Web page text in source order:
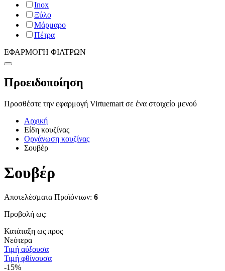
Inox
Ξύλο
Μάρμαρο
Πέτρα
ΕΦΑΡΜΟΓΗ ΦΙΛΤΡΩΝ
Προειδοποίηση
Προσθέστε την εφαρμογή Virtuemart σε ένα στοιχείο μενού
Αρχική
Είδη κουζίνας
Οργάνωση κουζίνας
Σουβέρ
Σουβέρ
Αποτελέσματα Προϊόντων: 6
Προβολή ως:
Κατάταξη ως προς
Νεότερα
Τιμή αύξουσα
Τιμή φθίνουσα
-15%